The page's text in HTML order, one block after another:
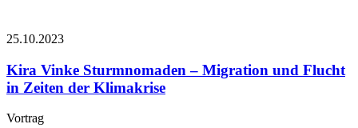
25.10.2023
Kira Vinke Sturmnomaden – Migration und Flucht
in Zeiten der Klimakrise
Vortrag